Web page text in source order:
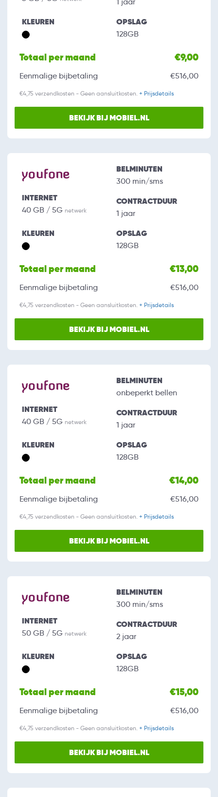
1 jaar
KLEUREN OPSLAG
128GB
Totaal per maand €9,00
Eenmalige bijbetaling €516,00
€4,75 verzendkosten - Geen aansluitkosten. + Prijsdetails
BEKIJK BIJ MOBIEL.NL
INTERNET
40 GB / 5G netwerk
BELMINUTEN
300 min/sms
CONTRACTDUUR
1 jaar
KLEUREN OPSLAG
128GB
Totaal per maand €13,00
Eenmalige bijbetaling €516,00
€4,75 verzendkosten - Geen aansluitkosten. + Prijsdetails
BEKIJK BIJ MOBIEL.NL
INTERNET
40 GB / 5G netwerk
BELMINUTEN
onbeperkt bellen
CONTRACTDUUR
1 jaar
KLEUREN OPSLAG
128GB
Totaal per maand €14,00
Eenmalige bijbetaling €516,00
€4,75 verzendkosten - Geen aansluitkosten. + Prijsdetails
BEKIJK BIJ MOBIEL.NL
INTERNET
50 GB / 5G netwerk
BELMINUTEN
300 min/sms
CONTRACTDUUR
2 jaar
KLEUREN OPSLAG
128GB
Totaal per maand €15,00
Eenmalige bijbetaling €516,00
€4,75 verzendkosten - Geen aansluitkosten. + Prijsdetails
BEKIJK BIJ MOBIEL.NL